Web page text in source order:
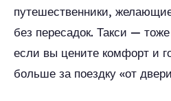
путешественники,
без пересадок. Такси —
если вы цените комфорт и
больше за поездку «от